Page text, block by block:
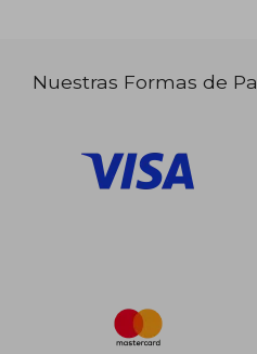
Nuestras Formas de